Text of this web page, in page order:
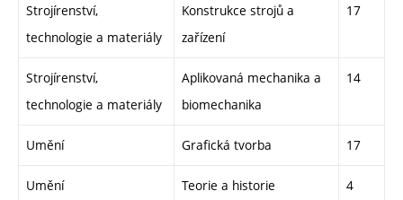
Strojírenství,
technologie a materiály
Konstrukce strojů a
zařízení
17
Strojírenství,
technologie a materiály
Aplikovaná mechanika a
biomechanika
14
Umění Grafická tvorba 17
Umění
Teorie a historie
4